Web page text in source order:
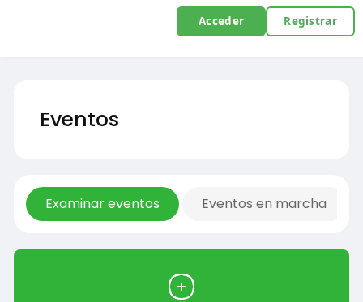
Acceder Registrar
Eventos
Examinar eventos Eventos en marcha